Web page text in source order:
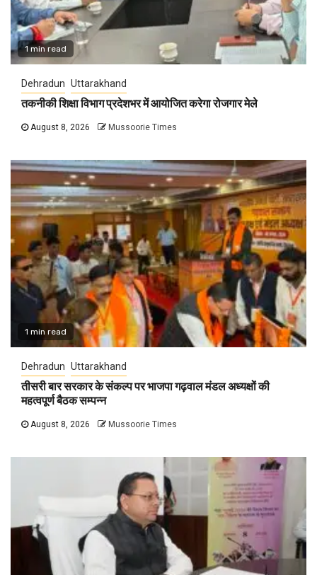
1 min read
Dehradun Uttarakhand
तकनीकी शिक्षा विभाग प्रदेशभर में आयोजित करेगा रोजगार मेले
August 8, 2026 Mussoorie Times
1 min read
Dehradun Uttarakhand
तीसरी बार सरकार के संकल्प पर भाजपा गढ़वाल मंडल अध्यक्षों की
महत्वपूर्ण बैठक सम्पन्न
August 8, 2026 Mussoorie Times